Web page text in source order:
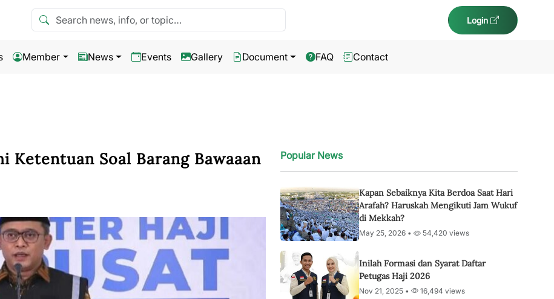
Search news Login
Member News Events Gallery Document FAQ Contact
Ketentuan Soal Barang Bawaaan Popular News
Kapan Sebaiknya Kita Berdoa Saat Hari
Arafah? Haruskah Mengikuti Jam Wukuf
di Mekkah?
May 25, 2026 • 54,420 views
Inilah Formasi dan Syarat Daftar
Petugas Haji 2026
Nov 21, 2025 • 16,494 views